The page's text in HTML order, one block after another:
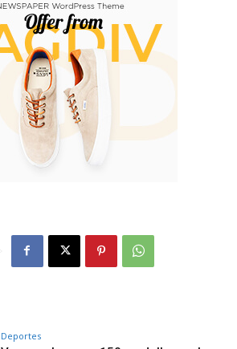
Deportes